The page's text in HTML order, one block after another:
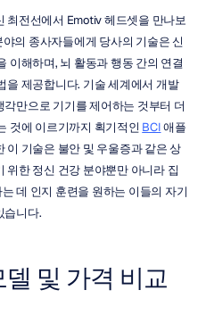
최전선에서 Emotiv 헤드셋을 만나보
야의 종사자들에게 당사의 기술은 신
이해하며, 뇌 활동과 행동 간의 연결
을 제공합니다. 기술 세계에서 개발
만으로 기기를 제어하는 것부터 더
것에 이르기까지 획기적인 BCI 애플
이 기술은 불안 및 우울증과 같은 상
위한 정신 건강 분야뿐만 아니라 집
데 인지 훈련을 원하는 이들의 자기
습니다.
및 가격 비교